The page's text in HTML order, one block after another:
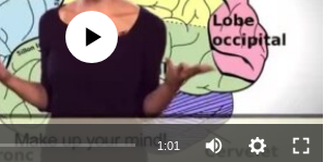
ໂລຈີ
source currently available
1:01